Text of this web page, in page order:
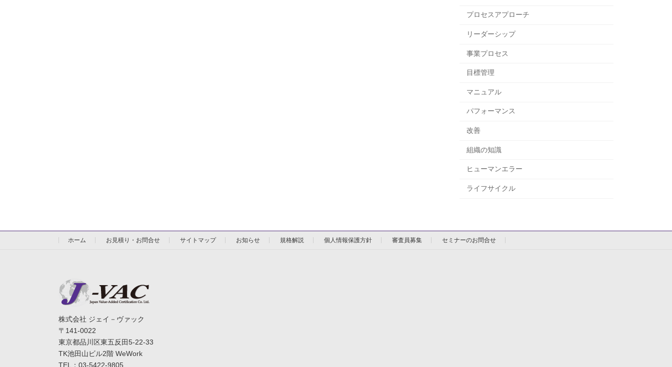
プロセスアプローチ
リーダーシップ
事業プロセス
目標管理
マニュアル
パフォーマンス
改善
組織の知識
ヒューマンエラー
ライフサイクル
ホーム お見積り・お問合せ サイトマップ お知らせ 規格解説 個人情報保護方針 審査員募集 セミナーのお問合せ
株式会社 ジェイ－ヴァック
〒141-0022
東京都品川区東五反田5-22-33
TK池田山ビル2階 WeWork
TEL：03-5422-9805